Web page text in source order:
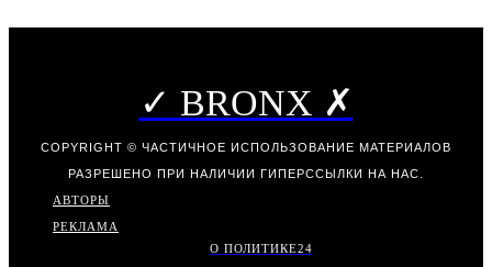
✓ BRONX ✗
COPYRIGHT © ЧАСТИЧНОЕ ИСПОЛЬЗОВАНИЕ МАТЕРИАЛОВ
РАЗРЕШЕНО ПРИ НАЛИЧИИ ГИПЕРССЫЛКИ НА НАС.
АВТОРЫ
РЕКЛАМА
О ПОЛИТИКЕ24